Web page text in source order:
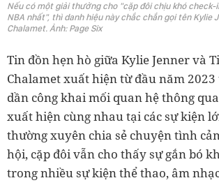
Nếu có một giải thưởng cho "cặp đôi chịu khó check-
NBA nhất", thì danh hiệu này chắc chắn gọi tên Kylie
Chalamet. Ảnh: Page Six
Tin đồn hẹn hò giữa Kylie Jenner và
Chalamet xuất hiện từ đầu năm
dần công khai mối quan hệ thông
xuất hiện cùng nhau tại các sự kiện
thường xuyên chia sẻ chuyện tình
hội, cặp đôi vẫn cho thấy sự gắn bó
trong nhiều sự kiện thể thao, âm